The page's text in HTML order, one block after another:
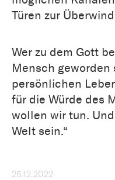
Türen zur
Wer zu dem Gott
Mensch geworden
persönlichen
für die Würde des
wollen wir tun.
Welt sein.“
25.12.2022